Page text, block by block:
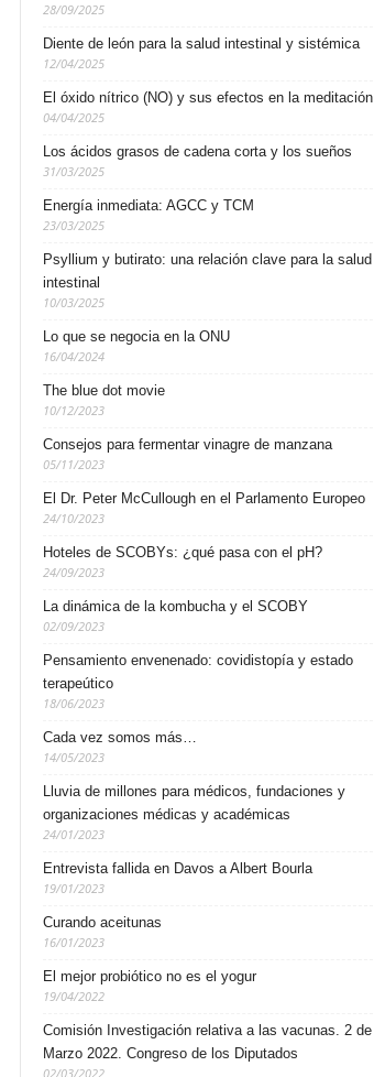
28/09/2025
Diente de león para la salud intestinal y sistémica
12/04/2025
El óxido nítrico (NO) y sus efectos en la meditación
04/04/2025
Los ácidos grasos de cadena corta y los sueños
31/03/2025
Energía inmediata: AGCC y TCM
23/03/2025
Psyllium y butirato: una relación clave para la salud
intestinal
10/03/2025
Lo que se negocia en la ONU
16/04/2024
The blue dot movie
10/12/2023
Consejos para fermentar vinagre de manzana
05/11/2023
El Dr. Peter McCullough en el Parlamento Europeo
24/10/2023
Hoteles de SCOBYs: ¿qué pasa con el pH?
24/09/2023
La dinámica de la kombucha y el SCOBY
02/09/2023
Pensamiento envenenado: covidistopía y estado
terapeútico
18/06/2023
Cada vez somos más…
14/05/2023
Lluvia de millones para médicos, fundaciones y
organizaciones médicas y académicas
24/01/2023
Entrevista fallida en Davos a Albert Bourla
19/01/2023
Curando aceitunas
16/01/2023
El mejor probiótico no es el yogur
19/04/2022
Comisión Investigación relativa a las vacunas. 2 de
Marzo 2022. Congreso de los Diputados
02/03/2022